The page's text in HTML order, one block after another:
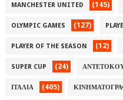
MANCHESTER UNITED (145)
OLYMPIC GAMES (127)
PLAYER OF THE SEASON (12)
SUPER CUP (24)
ΙΤΑΛΙΑ (405)